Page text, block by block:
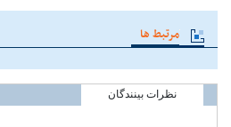
مرتبط ها
نظرات بینندگان